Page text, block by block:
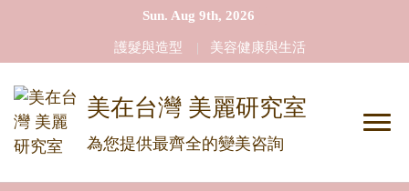
Sun. Aug 9th, 2026
護髮與造型 美容健康與生活
美在台灣 美麗研究室
為您提供最齊全的變美咨詢